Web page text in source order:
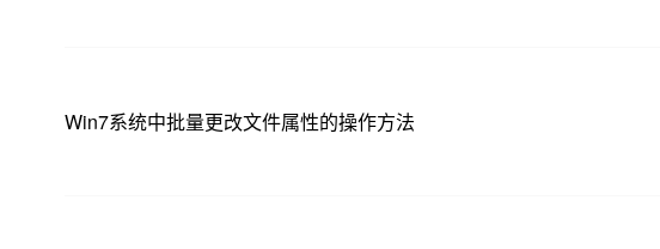
Win7系统中批量更改文件属性的操作方法